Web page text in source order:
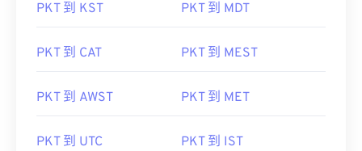
PKT 到 KST PKT 到 MDT
PKT 到 CAT PKT 到 MEST
PKT 到 AWST PKT 到 MET
PKT 到 UTC PKT 到 IST